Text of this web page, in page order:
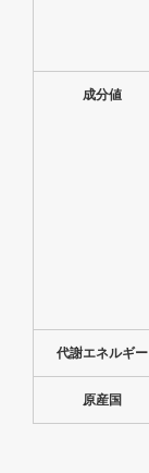
成分値
代謝エネルギー
原産国